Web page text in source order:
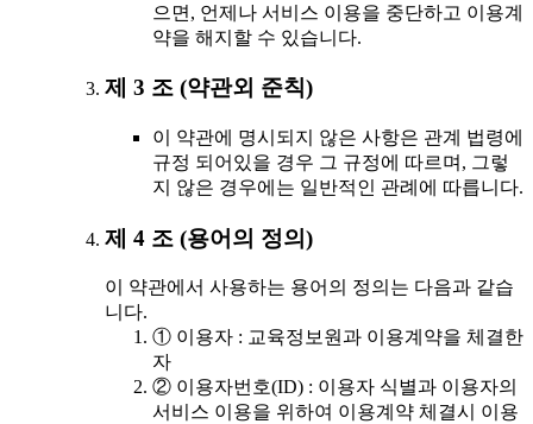
으면, 언제나 서비스 이용을 중단하고 이용계
약을 해지할 수 있습니다.
제 3 조 (약관외 준칙)
이 약관에 명시되지 않은 사항은 관계 법령에
규정 되어있을 경우 그 규정에 따르며, 그렇
지 않은 경우에는 일반적인 관례에 따릅니다.
제 4 조 (용어의 정의)
이 약관에서 사용하는 용어의 정의는 다음과 같습
니다.
① 이용자 : 교육정보원과 이용계약을 체결한
자
② 이용자번호(ID) : 이용자 식별과 이용자의
서비스 이용을 위하여 이용계약 체결시 이용